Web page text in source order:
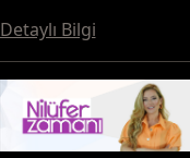
Detaylı Bilgi